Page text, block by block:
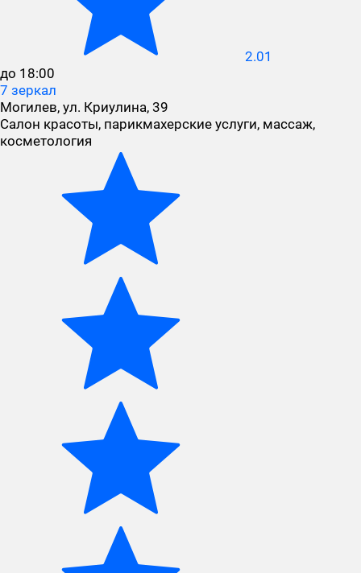
2.01
до 18:00
7 зеркал
Могилев, ул. Криулина, 39
Салон красоты, парикмахерские услуги, массаж,
косметология